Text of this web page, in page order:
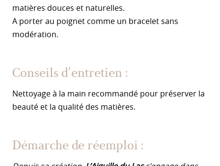
matières douces et naturelles.
A porter au poignet comme un bracelet sans
modération.
Conseils d’entretien :
Nettoyage à la main recommandé pour préserver la
beauté et la qualité des matières.
Démarche de réemploi :